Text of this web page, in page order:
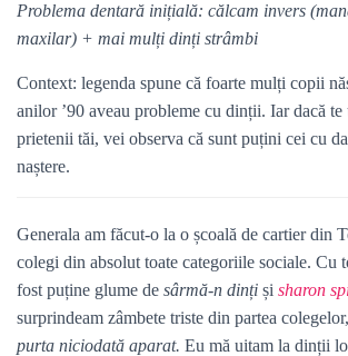
Problema dentară inițială: călcam invers
maxilar) + mai mulți dinți strâmbi
Context: legenda spune că foarte mulți copii
anilor ’90 aveau probleme cu dinții. Iar dacă
prietenii tăi, vei observa că sunt puțini cei cu
naștere.
Generala am făcut-o la o școală de cartier din
colegi din absolut toate categoriile sociale. Cu
fost puține glume de sârmă-n dinți și sharon
surprindeam zâmbete triste din partea
purta niciodată aparat. Eu mă uitam la dinții